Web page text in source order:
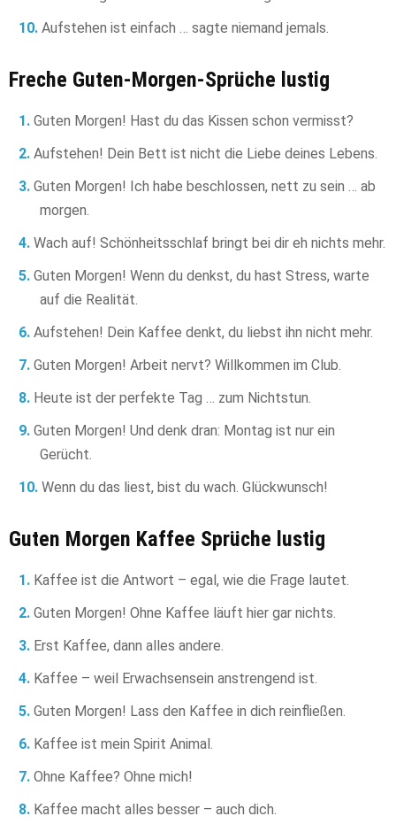
Aufstehen ist einfach … sagte niemand jemals.
Freche Guten-Morgen-Sprüche lustig
Guten Morgen! Hast du das Kissen schon vermisst?
Aufstehen! Dein Bett ist nicht die Liebe deines Lebens.
Guten Morgen! Ich habe beschlossen, nett zu sein … ab
morgen.
Wach auf! Schönheitsschlaf bringt bei dir eh nichts mehr.
Guten Morgen! Wenn du denkst, du hast Stress, warte
auf die Realität.
Aufstehen! Dein Kaffee denkt, du liebst ihn nicht mehr.
Guten Morgen! Arbeit nervt? Willkommen im Club.
Heute ist der perfekte Tag … zum Nichtstun.
Guten Morgen! Und denk dran: Montag ist nur ein
Gerücht.
Wenn du das liest, bist du wach. Glückwunsch!
Guten Morgen Kaffee Sprüche lustig
Kaffee ist die Antwort – egal, wie die Frage lautet.
Guten Morgen! Ohne Kaffee läuft hier gar nichts.
Erst Kaffee, dann alles andere.
Kaffee – weil Erwachsensein anstrengend ist.
Guten Morgen! Lass den Kaffee in dich reinfließen.
Kaffee ist mein Spirit Animal.
Ohne Kaffee? Ohne mich!
Kaffee macht alles besser – auch dich.